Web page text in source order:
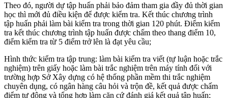
Theo đó, người dự tập huấn phải bảo đảm tham gia đầy đủ thời gian
học thì mới đủ điều kiện để được kiểm tra. Kết thúc chương trình
tập huấn phải làm bài kiểm tra trong thời gian 120 phút. Điểm kiểm
tra kết thúc chương trình tập huấn được chấm theo thang điểm 10,
điểm kiểm tra từ 5 điểm trở lên là đạt yêu cầu;
Hình thức kiểm tra tập trung: làm bài kiểm tra viết (tự luận hoặc trắc
nghiệm) trên giấy hoặc làm bài trắc nghiệm trên máy tính đối với
trường hợp Sở Xây dựng có hệ thống phần mềm thi trắc nghiệm
chuyên dụng, có ngân hàng câu hỏi và trộn đề, kết quả được chấm
điểm tự động và tổng hợp làm căn cứ đánh giá kết quả tập huấn;